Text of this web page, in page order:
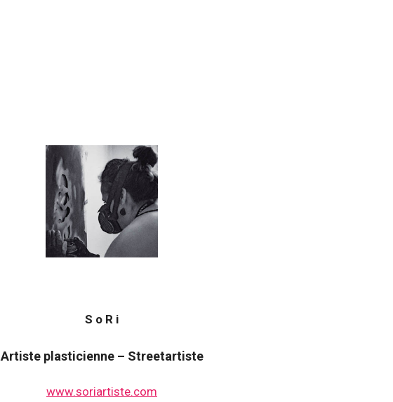
S o R i
Artiste plasticienne – Streetartiste
www.soriartiste.com